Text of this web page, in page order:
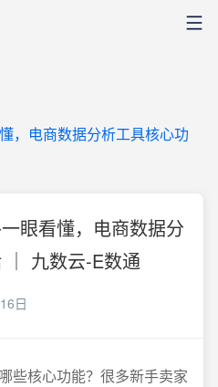
，电商数据分析工具核心功
眼看懂，电商数据分
九数云-E数通
日
些核心功能？很多新手卖家